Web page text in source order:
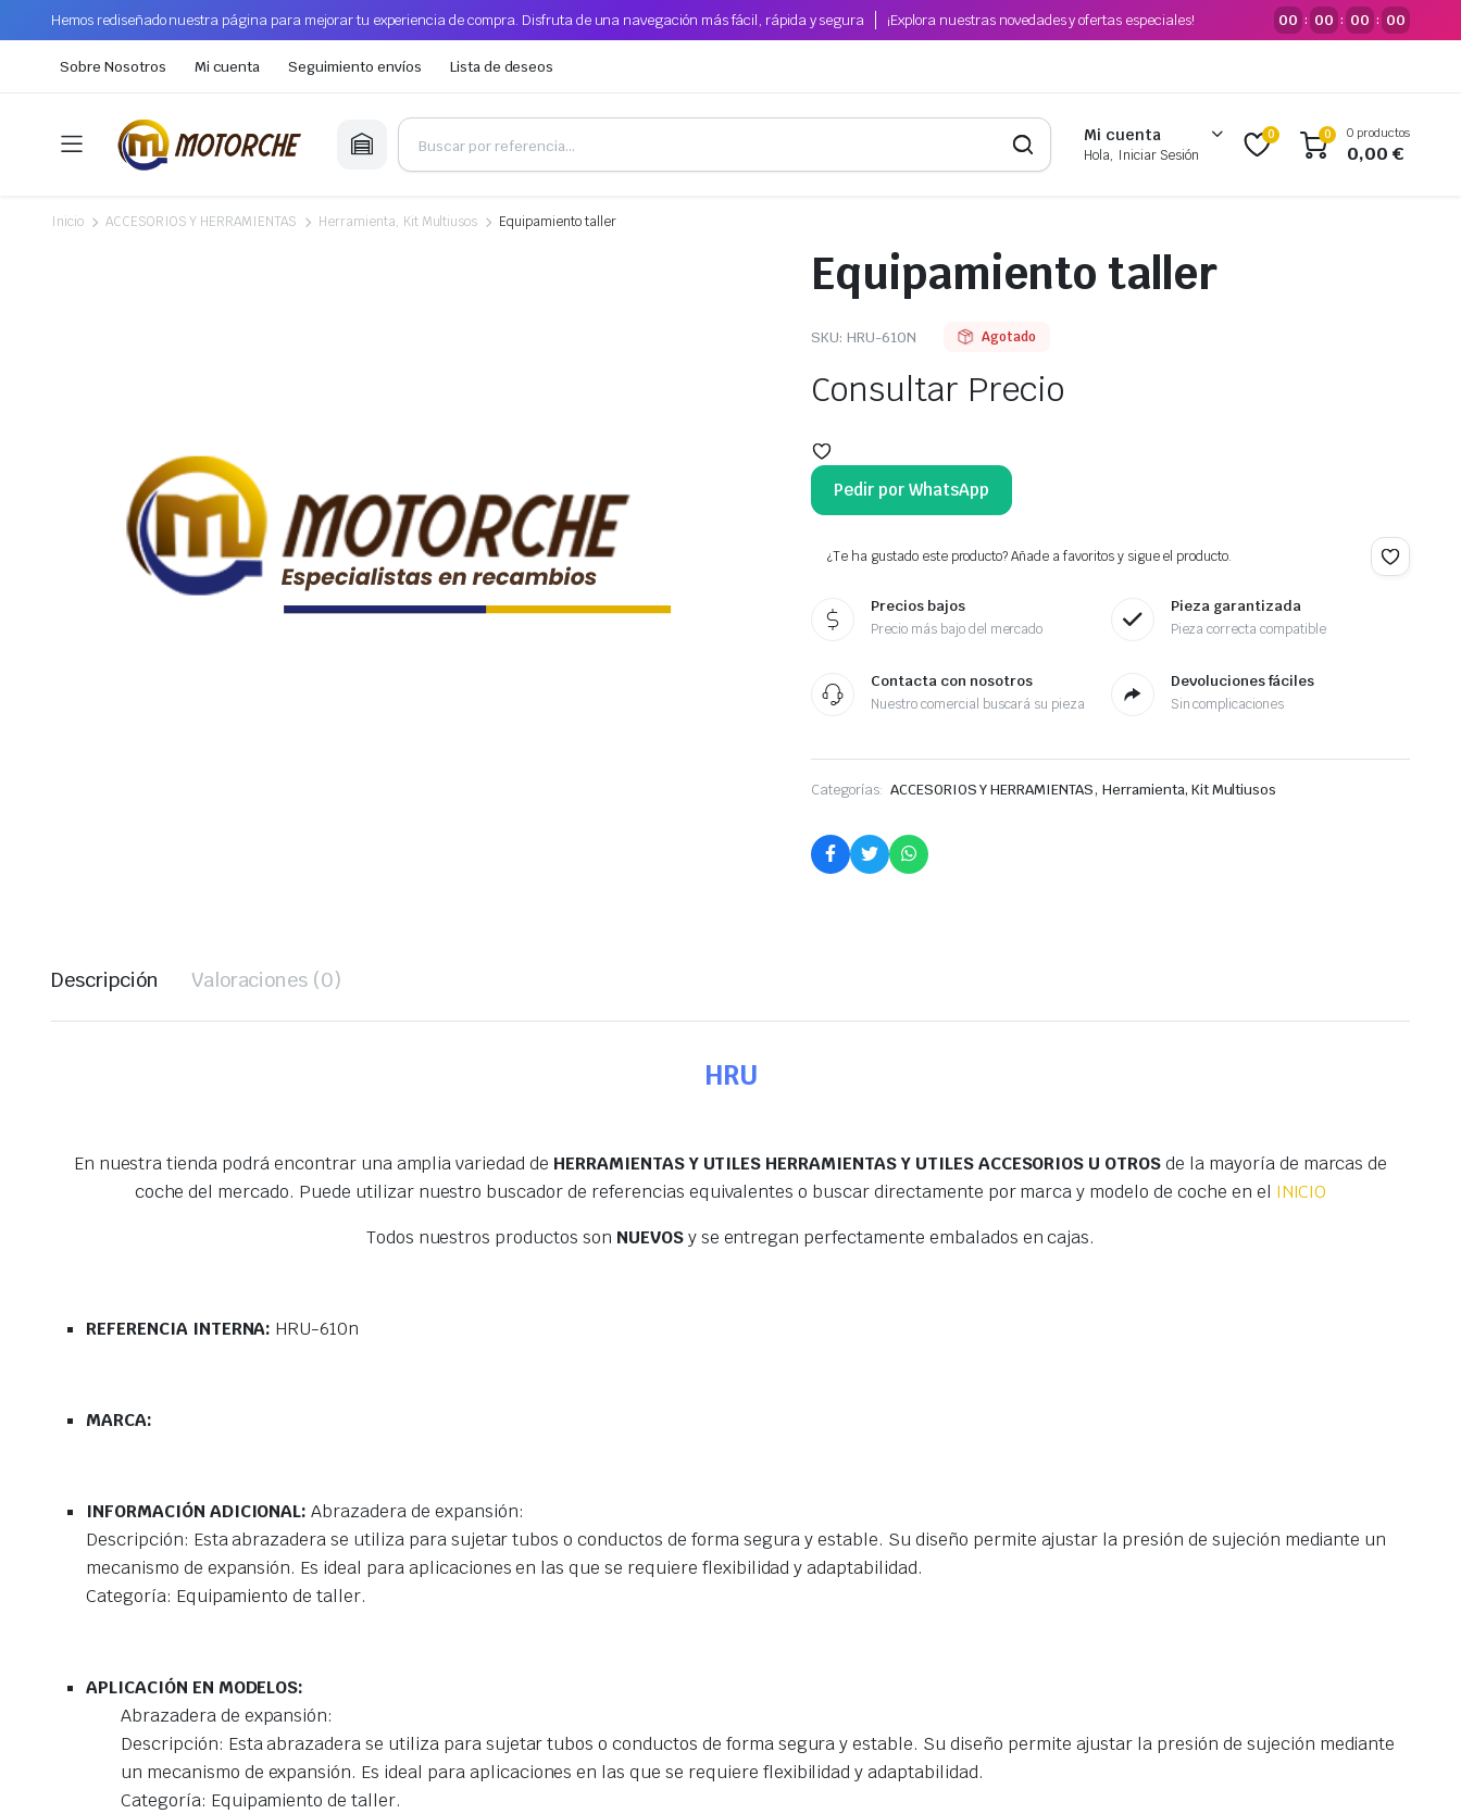
Hemos rediseñado nuestra página para mejorar tu experiencia de compra. Disfruta de una navegación más fácil, rápida y segura ¡Explora nuestras novedades y ofertas especiales! 00 : 00 : 00 : 00
Sobre Nosotros Mi cuenta Seguimiento envíos Lista de deseos
Mi cuenta
Hola, Iniciar Sesión
0 0 0 productos
0,00€
Inicio ACCESORIOS Y HERRAMIENTAS Herramienta, Kit Multiusos Equipamiento taller
Equipamiento taller
SKU: HRU-610N Agotado
Consultar Precio
Pedir por WhatsApp
¿Te ha gustado este producto? Añade a favoritos y sigue el producto.
Precios bajos
Precio más bajo del mercado
Pieza garantizada
Pieza correcta compatible
Contacta con nosotros
Nuestro comercial buscará su pieza
Devoluciones fáciles
Sin complicaciones
Categorías: ACCESORIOS Y HERRAMIENTAS, Herramienta, Kit Multiusos
Descripción Valoraciones (0)
HRU
En nuestra tienda podrá encontrar una amplia variedad de HERRAMIENTAS Y UTILES HERRAMIENTAS Y UTILES ACCESORIOS U OTROSde la mayoría de marcas de
coche del mercado. Puede utilizar nuestro buscador de referencias equivalentes o buscar directamente por marca y modelo de coche en el INICIO
Todos nuestros productos son NUEVOSy se entregan perfectamente embalados en cajas.
REFERENCIA INTERNA: HRU-610n
MARCA:
INFORMACIÓN ADICIONAL:Abrazadera de expansión:
Descripción: Esta abrazadera se utiliza para sujetar tubos o conductos de forma segura y estable. Su diseño permite ajustar la presión de sujeción mediante un
mecanismo de expansión. Es ideal para aplicaciones en las que se requiere flexibilidad y adaptabilidad.
Categoría: Equipamiento de taller.
APLICACIÓN EN MODELOS:
Abrazadera de expansión:
Descripción: Esta abrazadera se utiliza para sujetar tubos o conductos de forma segura y estable. Su diseño permite ajustar la presión de sujeción mediante
un mecanismo de expansión. Es ideal para aplicaciones en las que se requiere flexibilidad y adaptabilidad.
Categoría: Equipamiento de taller.